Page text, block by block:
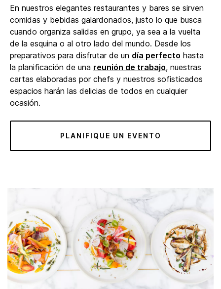
En nuestros elegantes restaurantes y bares se sirven
comidas y bebidas galardonados, justo lo que busca
cuando organiza salidas en grupo, ya sea a la vuelta
de la esquina o al otro lado del mundo. Desde los
preparativos para disfrutar de un día perfecto hasta
la planificación de una reunión de trabajo, nuestras
cartas elaboradas por chefs y nuestros sofisticados
espacios harán las delicias de todos en cualquier
ocasión.
PLANIFIQUE UN EVENTO